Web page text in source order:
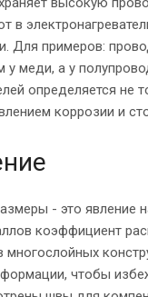
в
Для примеров:
меди, а у
определяется не
коррозии и
- это явление
коэффициент
чтобы